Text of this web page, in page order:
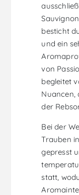
besticht
und ein
von
begleitet
Nuancen,
der
Bei der
Trauben
gepresst
statt,